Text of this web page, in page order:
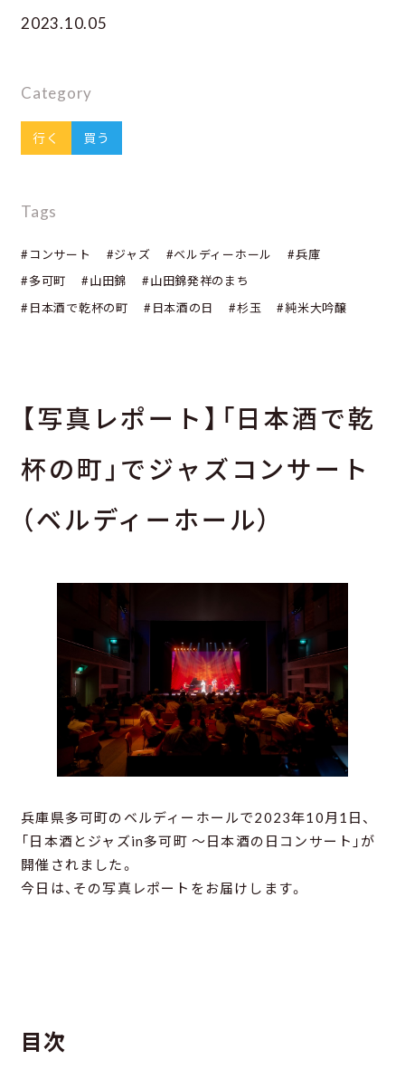
2023.10.05
Category
行く 買う
Tags
#コンサート #ジャズ #ベルディーホール
#兵庫
#多可町
#山田錦
#山田錦発祥のまち
#日本酒で乾杯の町
#日本酒の日 #杉玉 #純米大吟醸
【写真レポート】「日本酒で乾
杯の町」でジャズコンサート
（ベルディーホール）
兵庫県多可町のベルディーホールで2023年10月1日、
「日本酒とジャズin多可町 ～日本酒の日コンサート」が
開催されました。
今日は、その写真レポートをお届けします。
目次